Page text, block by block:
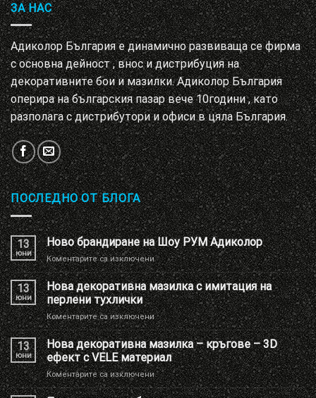
ЗА НАС
Адиколор България е динамично развиваща се фирма
с основна дейност , внос и дистрибуция на
декоративните бои и мазилки. Адиколор България
оперира на българския пазар вече 10години , като
разполага с дистрибутори и офиси в цяла България.
ПОСЛЕДНО ОТ БЛОГА
13
юни
Ново брандиране на Шоу РУМ Адиколор
Коментарите са изключениза
Ново
брандиране
на
Шоу
РУМ
Адиколор
13
юни
Нова декоративна мазилка с имитация на
перлени тухлички
Коментарите са изключениза
Нова
декоративна
мазилка
с
имитация
на
13
юни
Нова декоративна мазилка – кръгове – 3D
ефект с VELE материал
Коментарите са изключениза
Нова